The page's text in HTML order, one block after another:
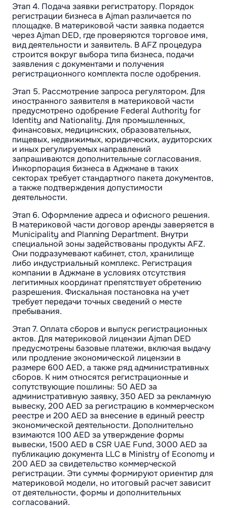
Этап 4. Подача заявки регистратору. Порядок
регистрации бизнеса в Ajman различается по
площадке. В материковой части заявка подается
через Ajman DED, где проверяются торговое имя,
вид деятельности и заявитель. В AFZ процедура
строится вокруг выбора типа бизнеса, подачи
заявления с документами и получения
регистрационного комплекта после одобрения.
Этап 5. Рассмотрение запроса регулятором. Для
иностранного заявителя в материковой части
предусмотрено одобрение Federal Authority for
Identity and Nationality. Для промышленных,
финансовых, медицинских, образовательных,
пищевых, недвижимых, юридических, аудиторских
и иных регулируемых направлений
запрашиваются дополнительные согласования.
Инкорпорация бизнеса в Аджмане в таких
секторах требует стандартного пакета документов,
а также подтверждения допустимости
деятельности.
Этап 6. Оформление адреса и офисного решения.
В материковой части договор аренды заверяется в
Municipality and Planning Department. Внутри
специальной зоны задействованы продукты AFZ.
Они подразумевают кабинет, стол, хранилище
либо индустриальный комплекс. Регистрация
компании в Аджмане в условиях отсутствия
легитимных координат препятствует обретению
разрешения. Фискальная постановка на учет
требует передачи точных сведений о месте
пребывания.
Этап 7. Оплата сборов и выпуск регистрационных
актов. Для материковой лицензии Ajman DED
предусмотрены базовые платежи, включая выдачу
или продление экономической лицензии в
размере 600 AED, а также ряд административных
сборов. К ним относятся регистрационные и
сопутствующие пошлины: 50 AED за
административную заявку, 350 AED за рекламную
вывеску, 200 AED за регистрацию в коммерческом
реестре и 200 AED за внесение в единый реестр
экономической деятельности. Дополнительно
взимаются 100 AED за утверждение формы
вывески, 1500 AED в CSR UAE Fund, 3000 AED за
публикацию документа LLC в Ministry of Economy и
200 AED за свидетельство коммерческой
регистрации. Эти суммы формируют ориентир для
материковой модели, но итоговый расчет зависит
от деятельности, формы и дополнительных
согласований.